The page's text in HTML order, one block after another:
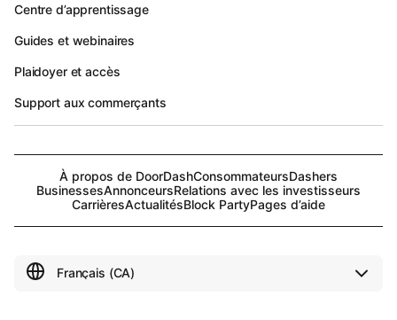
Centre d’apprentissage
Guides et webinaires
Plaidoyer et accès
Support aux commerçants
À propos de DoorDashConsommateursDashers
BusinessesAnnonceursRelations avec les investisseurs
CarrièresActualitésBlock PartyPages d’aide